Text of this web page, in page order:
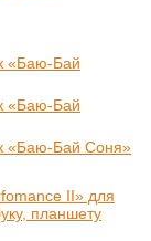
«Баю-Бай
«Баю-Бай
«Баю-Бай Соня»
II» для
планшету